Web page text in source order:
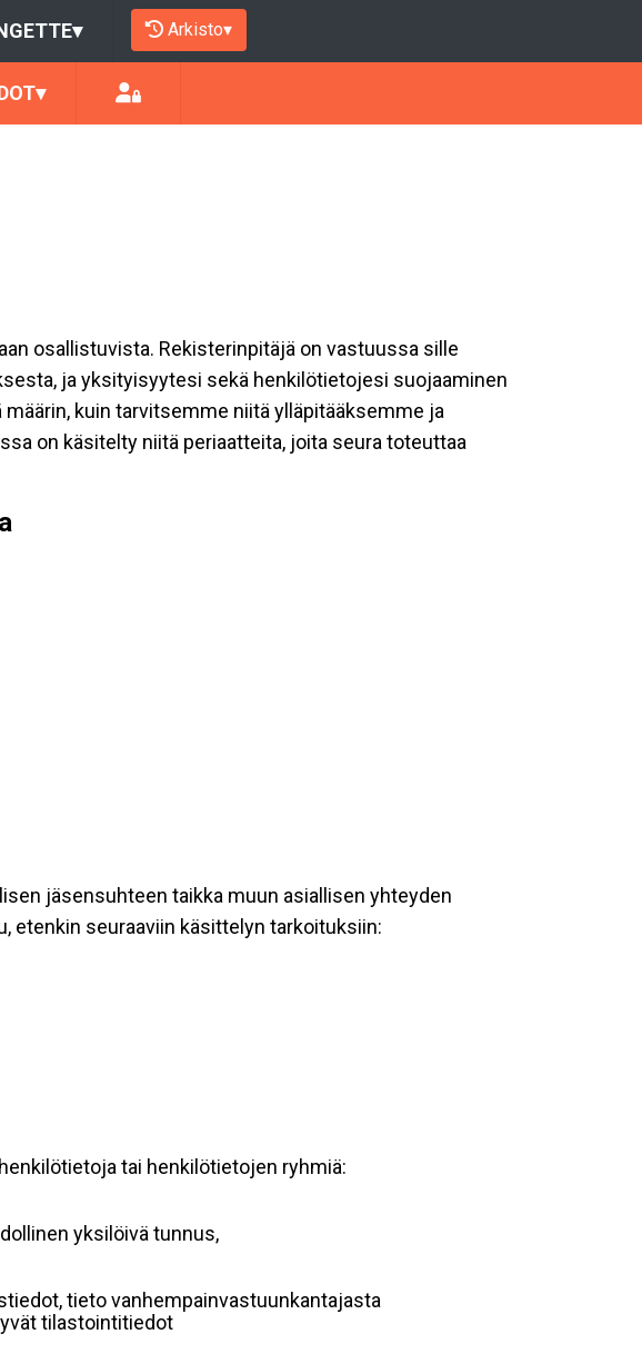
▾ Arkisto▾
▾
osallistuvista. Rekisterinpitäjä on vastuussa sille
ja yksityisyytesi sekä henkilötietojesi suojaaminen
kuin tarvitsemme niitä ylläpitääksemme ja
on käsitelty niitä periaatteita, joita seura toteuttaa
jäsensuhteen taikka muun asiallisen yhteyden
etenkin seuraaviin käsittelyn tarkoituksiin:
tai henkilötietojen ryhmiä:
yksilöivä tunnus,
tieto vanhempainvastuunkantajasta
tilastointitiedot